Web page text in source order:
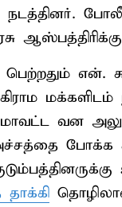
நடத்தினர்.
பெற்றதும்
மக்களிடம்
வன
போக்க
தாக்கி